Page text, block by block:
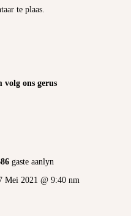
te plaas.
ons gerus
gaste aanlyn
Mei 2021 @ 9:40 nm